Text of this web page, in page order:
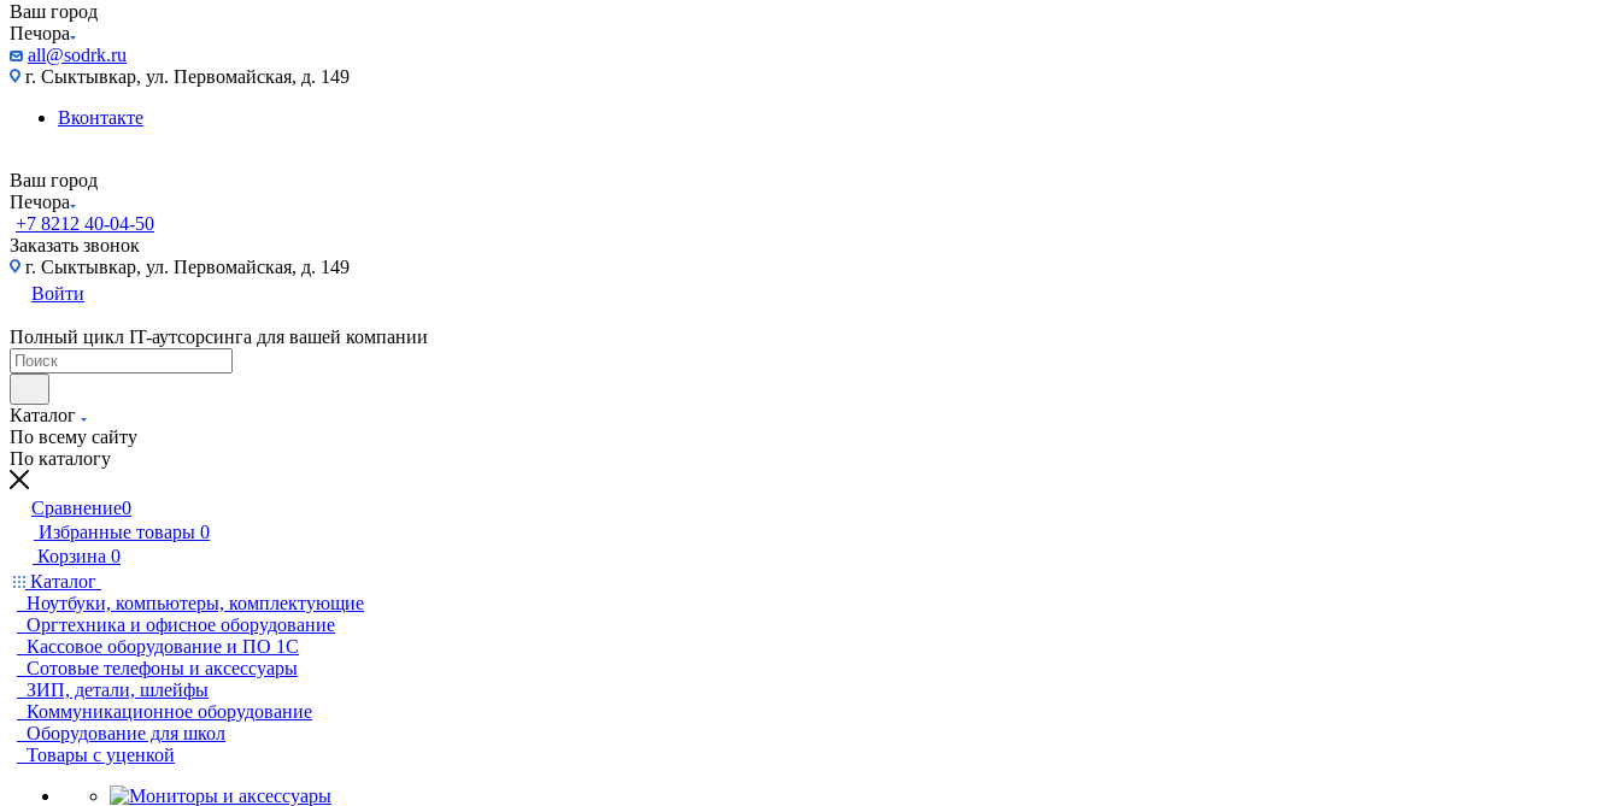
Ваш город
Печора
all@sodrk.ru
г. Сыктывкар, ул. Первомайская, д. 149
Вконтакте
Ваш город
Печора
+7 8212 40-04-50
Заказать звонок
г. Сыктывкар, ул. Первомайская, д. 149
Войти
Полный цикл IT-аутсорсинга для вашей компании
Каталог
По всему сайту
По каталогу
Сравнение0
Избранные товары 0
Корзина 0
Каталог
Ноутбуки, компьютеры, комплектующие
Оргтехника и офисное оборудование
Кассовое оборудование и ПО 1С
Сотовые телефоны и аксессуары
ЗИП, детали, шлейфы
Коммуникационное оборудование
Оборудование для школ
Товары с уценкой